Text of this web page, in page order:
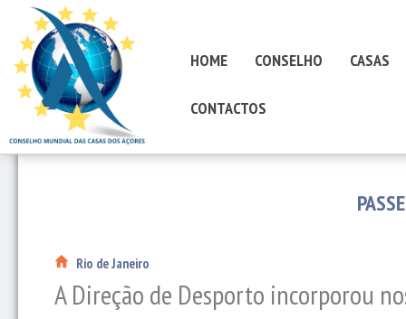
HOME CONSELHO CASAS
CONTACTOS
Rio de Janeiro
A Direção de Desporto incorporou